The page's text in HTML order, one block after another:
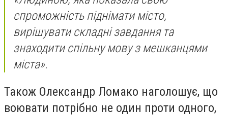
спроможність піднімати місто,
вирішувати складні завдання та
знаходити спільну мову з мешканцями
міста».
Також Олександр Ломако наголошує, що
воювати потрібно не один проти одного,